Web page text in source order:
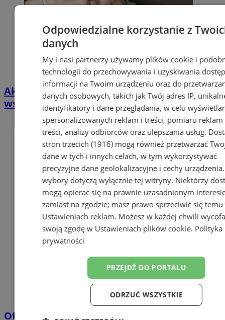
Aktywni seniorzy w Chorzowie. Zajęcia i
wsparcie dla osób 60+
Oficjalne wyniki wyborów: W Chorzowie
Odpowiedzialne korzystanie z
danych
My i nasi partnerzy używamy plików cookie i
technologii do przechowywania i uzyskiwania
informacji na Twoim urządzeniu oraz do
danych osobowych, takich jak Twój adres IP,
identyfikatory i dane przeglądania, w celu
spersonalizowanych reklam i treści, pomiaru reklam
treści, analizy odbiorców oraz ulepszania usług.
stron trzecich (1916)mogą również przetwarzać
dane w tych i innych celach, w tym wykorzystywać
precyzyjne dane geolokalizacyjne i cechy
wybory dotyczą wyłącznie tej witryny. Niektórzy
mogą opierać się na prawnie uzasadnionym
zamiast na zgodzie; masz prawo sprzeciwić się temu
Ustawieniach reklam. Możesz w każdej chwili
swoją zgodę w Ustawieniach plików cookie. Polityka
prywatności
PRZEJDŹ DO PORTALU
ODRZUĆ WSZYSTKIE